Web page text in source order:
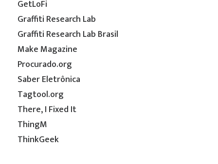
GetLoFi
Graffiti Research Lab
Graffiti Research Lab Brasil
Make Magazine
Procurado.org
Saber Eletrônica
Tagtool.org
There, I Fixed It
ThingM
ThinkGeek